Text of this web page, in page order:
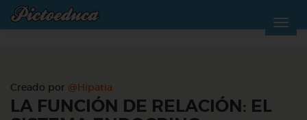
Creado por @Hipatia
LA FUNCIÓN DE RELACIÓN: EL